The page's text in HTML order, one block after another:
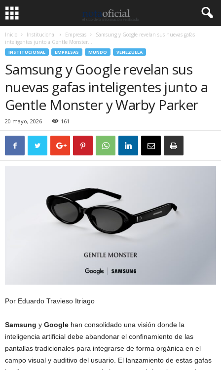
Inicio Institucional Empresas
Samsung y Google revelan sus nuevas gafas
inteligentes junto a Gentle Monster...
INSTITUCIONAL EMPRESAS MUNDO VENEZUELA
Samsung y Google revelan sus
nuevas gafas inteligentes junto a
Gentle Monster y Warby Parker
20 mayo, 2026 161
Por Eduardo Travieso Itriago
Samsung y Google han consolidado una visión donde la
inteligencia artificial debe abandonar el confinamiento de las
pantallas tradicionales para integrarse de forma orgánica en el
campo visual y auditivo del usuario. El lanzamiento de estas gafas